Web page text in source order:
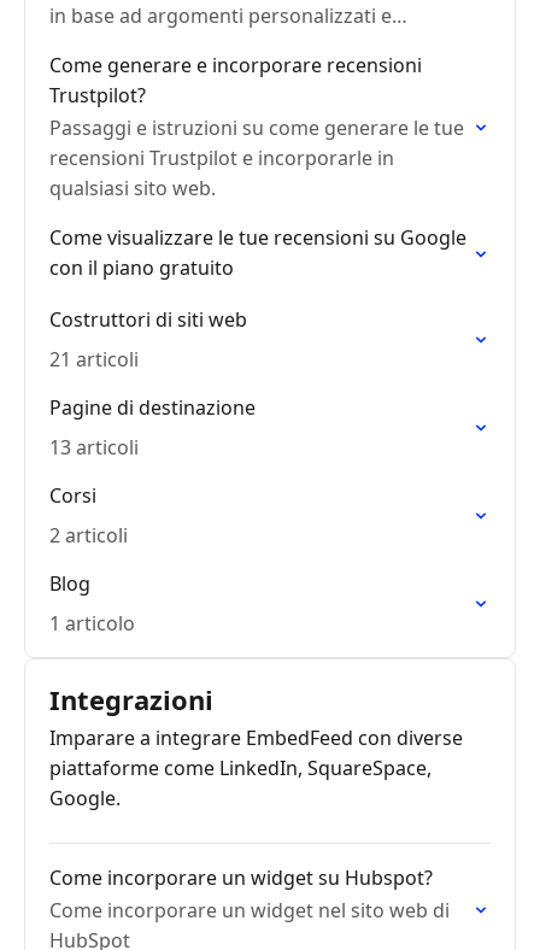
in base ad argomenti personalizzati e
pertinenti nel tuo widget.
Come generare e incorporare recensioni
Trustpilot?
Passaggi e istruzioni su come generare le tue
recensioni Trustpilot e incorporarle in
qualsiasi sito web.
Come visualizzare le tue recensioni su Google
con il piano gratuito
Costruttori di siti web
21 articoli
Pagine di destinazione
13 articoli
Corsi
2 articoli
Blog
1 articolo
Integrazioni
Imparare a integrare EmbedFeed con diverse
piattaforme come LinkedIn, SquareSpace,
Google.
Come incorporare un widget su Hubspot?
Come incorporare un widget nel sito web di
HubSpot